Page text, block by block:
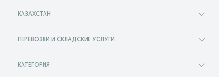
КАЗАХСТАН
ПЕРЕВОЗКИ И СКЛАДСКИЕ УСЛУГИ
КАТЕГОРИЯ